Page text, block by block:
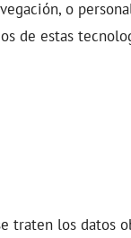
o
de estas
traten los datos